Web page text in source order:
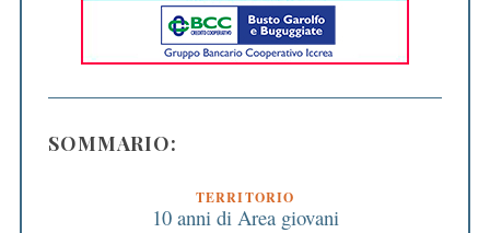
SOMMARIO:
TERRITORIO
10 anni di Area giovani